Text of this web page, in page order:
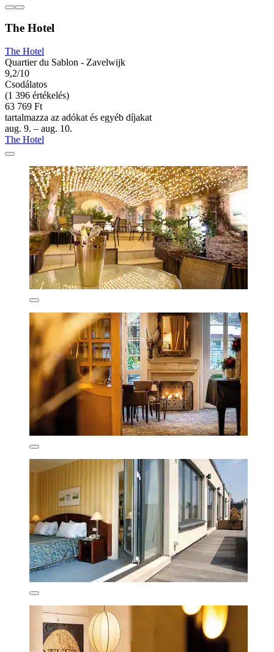
The Hotel
The Hotel
Quartier du Sablon - Zavelwijk
9,2/10
Csodálatos
(1 396 értékelés)
63 769 Ft
tartalmazza az adókat és egyéb díjakat
aug. 9. – aug. 10.
The Hotel